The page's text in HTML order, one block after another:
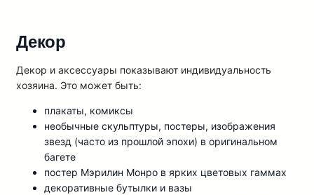
Декор
Декор и аксессуары показывают индивидуальность
хозяина. Это может быть:
плакаты, комиксы
необычные скульптуры, постеры, изображения
звезд (часто из прошлой эпохи) в оригинальном
багете
постер Мэрилин Монро в ярких цветовых гаммах
декоративные бутылки и вазы